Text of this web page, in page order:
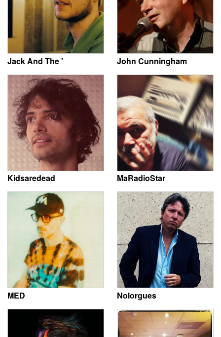
Jack And The ' John Cunningham
Kidsaredead MaRadioStar
MED Nolorgues